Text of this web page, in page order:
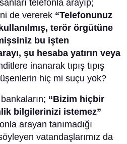
telefonla arayıp;
de vererek “Telefonunuz
terör örgütüne
bu işten
şu hesaba yatırın veya
inanarak tıpış tıpış
hiç mi suçu yok?
“Bizim hiçbir
bilgilerinizi istemez”
arayan tanımadığı
vatandaşlarımız da